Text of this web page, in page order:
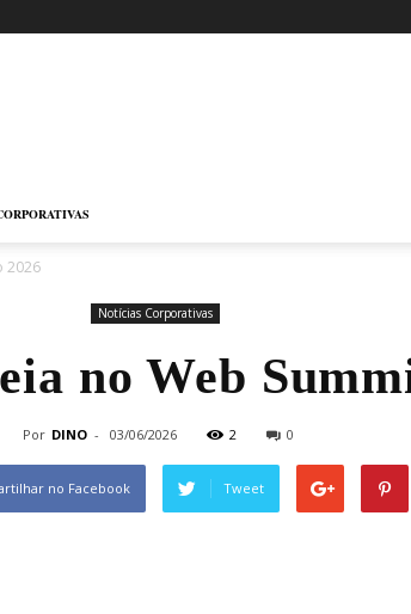
2026
Notícias Corporativas
no Web
Por DINO - 03/06/2026 2 0
no Facebook Tweet